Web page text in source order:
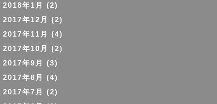
2018年1月
(2)
2017年12月
(2)
2017年11月
(4)
2017年10月
(2)
2017年9月
(3)
2017年8月
(4)
2017年7月
(2)